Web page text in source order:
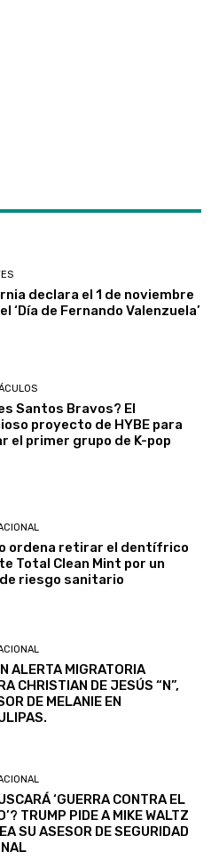
declara el 1 de noviembre
‘Día de Fernando Valenzuela’
Santos Bravos? El
proyecto de HYBE para
el primer grupo de K-pop
ordena retirar el dentífrico
Total Clean Mint por un
riesgo sanitario
ALERTA MIGRATORIA
CHRISTIAN DE JESÚS “N”,
DE MELANIE EN
‘GUERRA CONTRA EL
TRUMP PIDE A MIKE WALTZ
SU ASESOR DE SEGURIDAD